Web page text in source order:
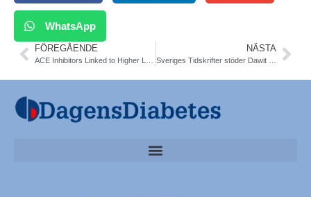
WhatsApp
FÖREGÅENDE NÄSTA